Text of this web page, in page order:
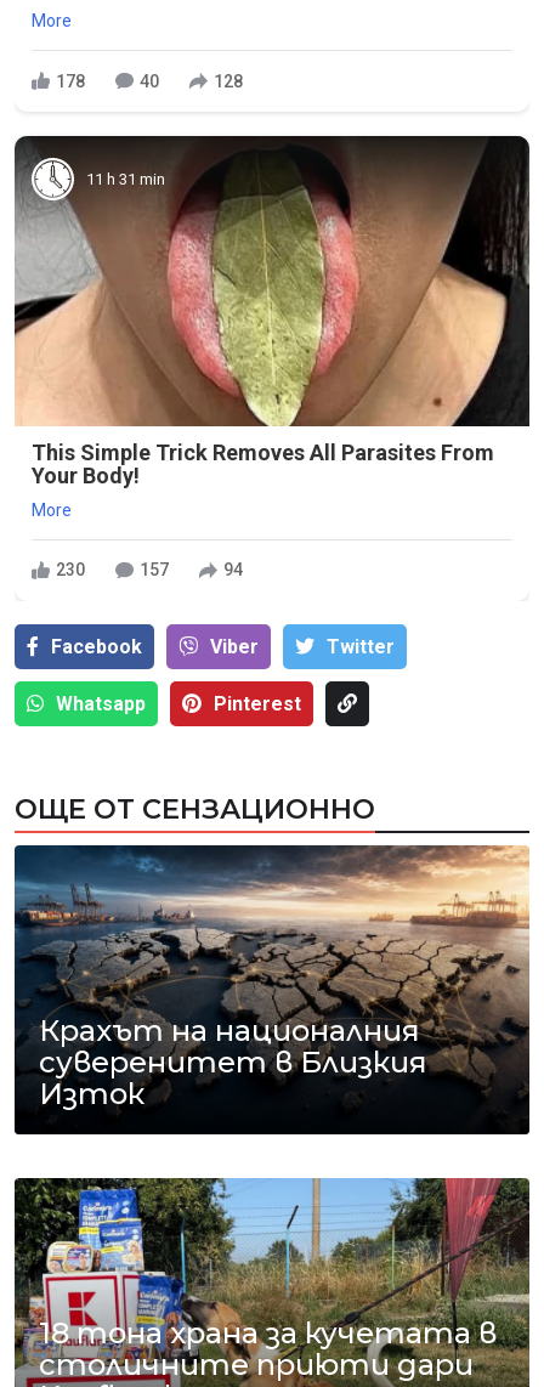
More
178 40 128
11 h 31 min
This Simple Trick Removes All Parasites From
Your Body!
More
230 157 94
Facebook Viber Тwitter
Whatsapp Pinterest
ОЩЕ ОТ СЕНЗАЦИОННО
Крахът на националния
суверенитет в Близкия
Изток
18 тона храна за кучетата в
столичните приюти дари